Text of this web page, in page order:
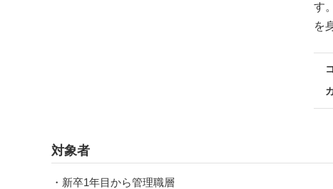
す
を
対象者
・新卒1年目から管理職層